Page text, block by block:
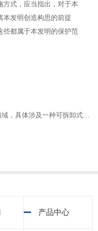
方式，应当指出，对于本
本发明创造构思的前提
些都属于本发明的保护范
下一篇：本实用新型属于空气过滤器领域，具体涉及一种可拆卸式空气过滤器
产品中心